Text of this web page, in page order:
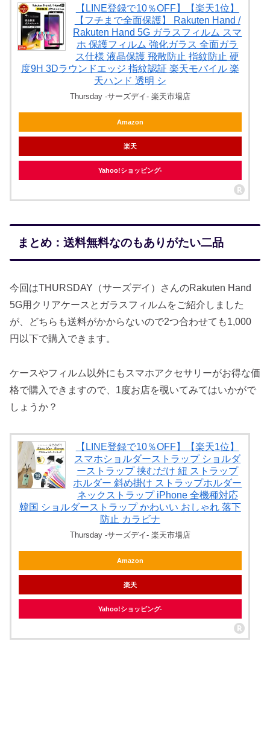
【LINE登録で10％OFF】【楽天1位】
【フチまで全面保護】 Rakuten Hand /
Rakuten Hand 5G ガラスフィルム スマ
ホ 保護フィルム 強化ガラス 全面ガラ
ス仕様 液晶保護 飛散防止 指紋防止 硬
度9H 3Dラウンドエッジ 指紋認証 楽天モバイル 楽
天ハンド 透明 シ
Thursday -サーズデイ- 楽天市場店
Amazon
楽天
Yahoo!ショッピング
まとめ：送料無料なのもありがたい二品
今回はTHURSDAY（サーズデイ）さんのRakuten Hand
5G用クリアケースとガラスフィルムをご紹介しました
が、どちらも送料がかからないので2つ合わせても1,000
円以下で購入できます。
ケースやフィルム以外にもスマホアクセサリーがお得な価
格で購入できますので、1度お店を覗いてみてはいかがで
しょうか？
【LINE登録で10％OFF】【楽天1位】
スマホショルダーストラップ ショルダ
ーストラップ 挟むだけ 紐 ストラップ
ホルダー 斜め掛け ストラップホルダー
ネックストラップ iPhone 全機種対応
韓国 ショルダーストラップ かわいい おしゃれ 落下
防止 カラビナ
Thursday -サーズデイ- 楽天市場店
Amazon
楽天
Yahoo!ショッピング